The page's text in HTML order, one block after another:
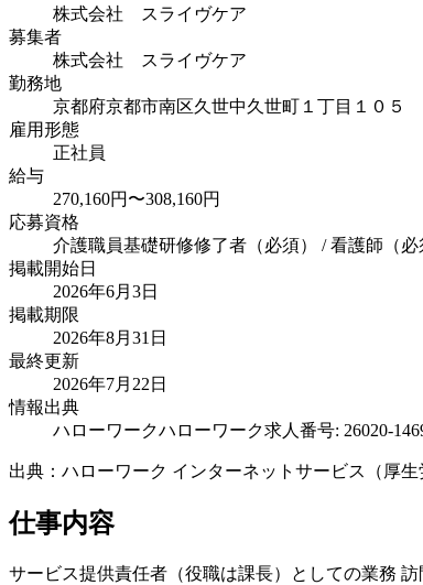
株式会社 スライヴケア
募集者
株式会社 スライヴケア
勤務地
京都府京都市南区久世中久世町１丁目１０５
雇用形態
正社員
給与
270,160円〜308,160円
応募資格
介護職員基礎研修修了者（必須） / 看護師（
掲載開始日
2026年6月3日
掲載期限
2026年8月31日
最終更新
2026年7月22日
情報出典
ハローワークハローワーク求人番号: 26020-
出典：ハローワーク インターネットサービス（厚生
仕事内容
サービス提供責任者（役職は課長）としての業務